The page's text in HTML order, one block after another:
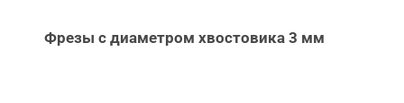
Фрезы с диаметром хвостовика 3 мм